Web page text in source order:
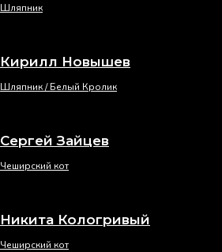
Шляпник
Кирилл Новышев
Шляпник / Белый Кролик
Сергей Зайцев
Чеширский кот
Никита Кологривый
Чеширский кот